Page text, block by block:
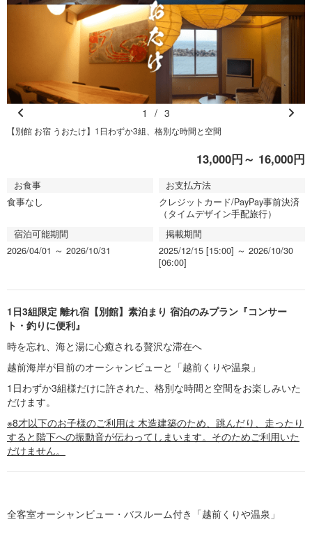
Pr
o
u
s
【別館 お宿 うおたけ】1日わずか3組、格別な時間と空間
xt
1 / 3
13,000円～ 16,000円
お食事
食事なし
お支払方法
クレジットカード/PayPay事前決済
（タイムデザイン手配旅行）
宿泊可能期間
2026/04/01 ～ 2026/10/31
掲載期間
2025/12/15 [15:00] ～ 2026/10/30
[06:00]
1日3組限定 離れ宿【別館】素泊まり 宿泊のみプラン『コンサー
ト・釣りに便利』
時を忘れ、海と湯に心癒される贅沢な滞在へ
越前海岸が目前のオーシャンビューと「越前くりや温泉」
1日わずか3組様だけに許された、格別な時間と空間をお楽しみいた
だけます。
※8才以下のお子様のご利用は 木造建築のため、跳んだり、走ったり
すると階下への振動音が伝わってしまいます。そのためご利用いた
だけません。
全客室オーシャンビュー・バスルーム付き「越前くりや温泉」